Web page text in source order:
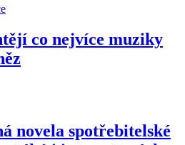
co nejvíce muziky
novela spotřebitelské